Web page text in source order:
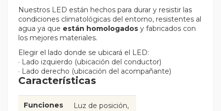
Nuestros LED están hechos para durar y resistir las
condiciones climatológicas del entorno, resistentes al
agua ya que están homologados y fabricados con
los mejores materiales.
Elegir el lado donde se ubicará el LED:
· Lado izquierdo (ubicación del conductor)
· Lado derecho (ubicación del acompañante)
Características
Funciones Luz de posición